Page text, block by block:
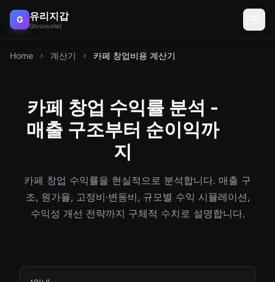
G 유리지갑
Glasswallet
Home 계산기 카페 창업비용 계산기
카페 창업 수익률 분석 -
매출 구조부터 순이익까
지
카페 창업 수익률을 현실적으로 분석합니다. 매출 구
조, 원가율, 고정비·변동비, 규모별 수익 시뮬레이션,
수익성 개선 전략까지 구체적 수치로 설명합니다.